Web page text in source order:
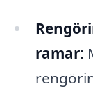
ramar: